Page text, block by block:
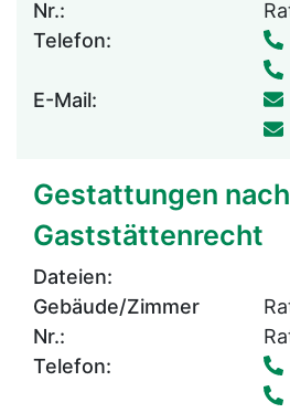
Nr.:
Telefon:
E-Mail:
Gestattungen nach
Gaststättenrecht
Dateien:
Gebäude/Zimmer
Nr.:
Telefon: